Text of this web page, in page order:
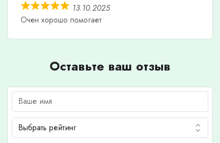
13.10.2025
Очен хорошо помогает
Оставьте ваш отзыв